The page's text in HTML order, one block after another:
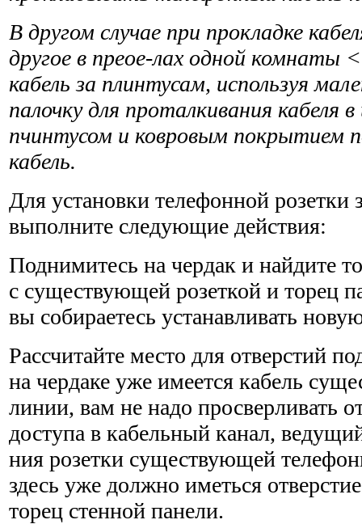
В другом случае при прокладке
другое в преое-лах одной
кабель за плинтусам, исполь­зуя
палочку для проталкивания кабеля
пчинтусом и ковровым покрытием
кабель.
Для установки телефонной розетки
выпол­ните следующие действия:
Поднимитесь на чердак и найдите
с существующей розеткой и торец
вы собираетесь устанавливать
Рассчитайте место для отверстий
на чердаке уже име­ется кабель
линии, вам не надо просверливать
доступа в кабельный канал,
ния розетки существующей
здесь уже должно иметься
торец стенной панели.